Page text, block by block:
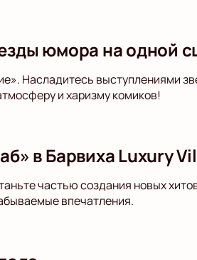
юмора на одной
Насладитесь выступлениями
и харизму комиков!
в Барвиха Luxury
частью создания новых
впечатления.